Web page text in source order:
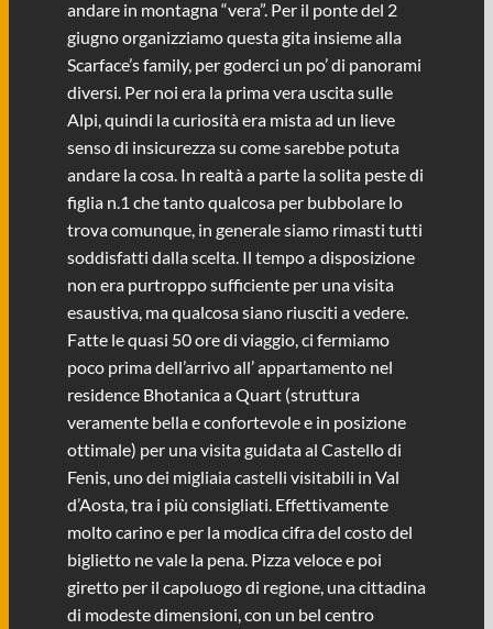
andare in montagna “vera”. Per il ponte del 2
giugno organizziamo questa gita insieme alla
Scarface’s family, per goderci un po’ di panorami
diversi. Per noi era la prima vera uscita sulle
Alpi, quindi la curiosità era mista ad un lieve
senso di insicurezza su come sarebbe potuta
andare la cosa. In realtà a parte la solita peste di
figlia n.1 che tanto qualcosa per bubbolare lo
trova comunque, in generale siamo rimasti tutti
soddisfatti dalla scelta. Il tempo a disposizione
non era purtroppo sufficiente per una visita
esaustiva, ma qualcosa siano riusciti a vedere.
Fatte le quasi 50 ore di viaggio, ci fermiamo
poco prima dell’arrivo all’ appartamento nel
residence Bhotanica a Quart (struttura
veramente bella e confortevole e in posizione
ottimale) per una visita guidata al Castello di
Fenis, uno dei migliaia castelli visitabili in Val
d’Aosta, tra i più consigliati. Effettivamente
molto carino e per la modica cifra del costo del
biglietto ne vale la pena. Pizza veloce e poi
giretto per il capoluogo di regione, una cittadina
di modeste dimensioni, con un bel centro